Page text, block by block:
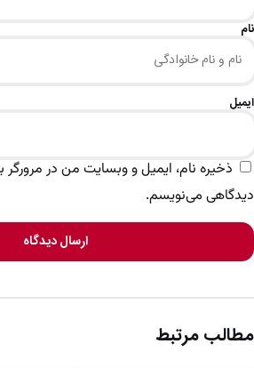
نام
ایمیل
ذخیره نام، ایمیل و وبسایت من در مرورگر
دیدگاهی می‌نویسم.
ارسال دیدگاه
مطالب مرتبط